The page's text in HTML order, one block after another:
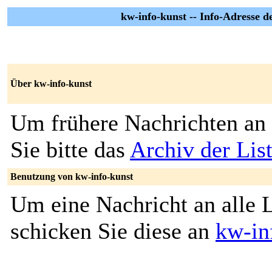
kw-info-kunst -- Info-Adresse
Über kw-info-kunst
Um frühere Nachrichten an
Sie bitte das Archiv der
Benutzung von kw-info-kunst
Um eine Nachricht an alle
schicken Sie diese an kw-